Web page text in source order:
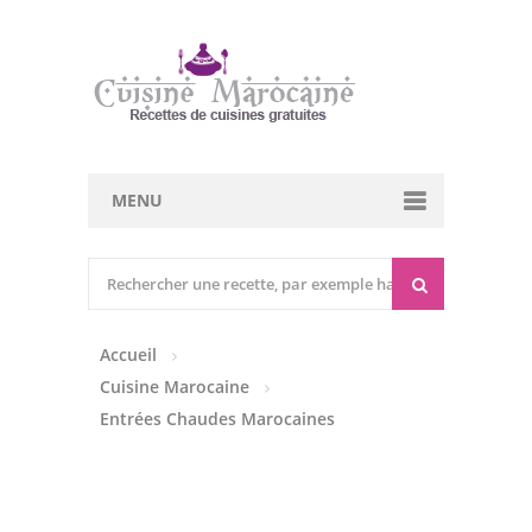
MENU
Entrées Froides
Tajines
Accueil
Cuisine Marocaine
Entrées Chaudes Marocaines